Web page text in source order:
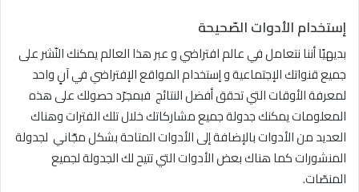
إستخدام الأدوات الصّحيحة
بديهيًا أننا نتعامل في عالم افتراضي و عبر هذا العالم يمكنك النّشر على
جميع قنواتك الإجتماعية و إستخدام المواقع الإفتراضي في آنٍ واحد
لمعرفة الأوقات التي تحقق أفضل النتائج فبمجرّد حصولك على هذه
المعلومات يمكنك جدولة جميع مشاركاتك خلال تلك الفترات وهناك
العديد من الأدوات بالإضافة إلى الأدوات المتاحة بشكل مجّاني لجدولة
المنشورات كما هناك بعض الأدوات التي تتيح لك الجدولة لجميع
المنصّات.